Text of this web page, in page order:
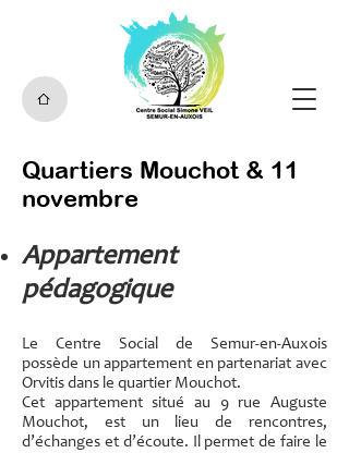
Quartiers Mouchot & 11
novembre
Appartement
pédagogique
Le Centre Social de Semur-en-Auxois
possède un appartement en partenariat avec
Orvitis dans le quartier Mouchot.
Cet appartement situé au 9 rue Auguste
Mouchot, est un lieu de rencontres,
d’échanges et d’écoute. Il permet de faire le